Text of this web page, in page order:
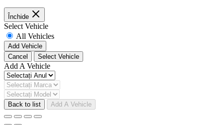
Închide
Select Vehicle
All Vehicles
Add Vehicle
Cancel
Select Vehicle
Add A Vehicle
Back to list Add A Vehicle